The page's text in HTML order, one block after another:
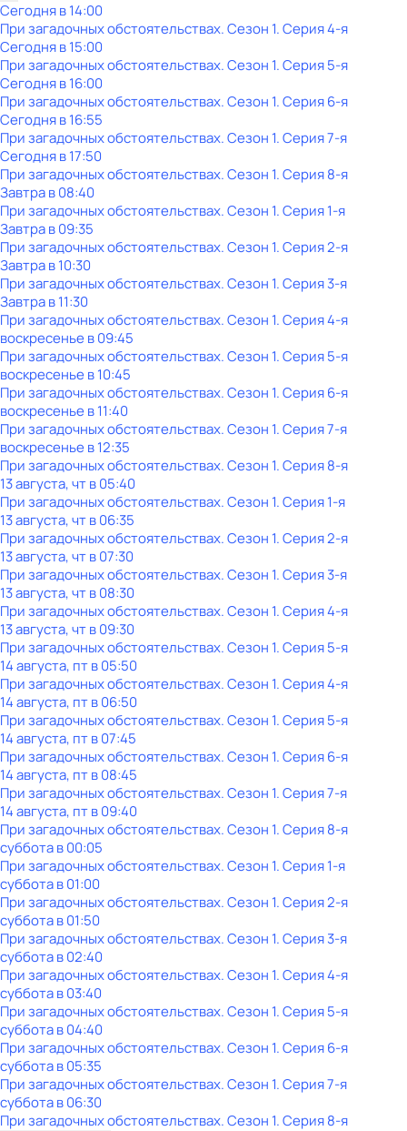
Сегодня в 14:00
При загадочных обстоятельствах. Сезон 1. Серия 4-я
Сегодня в 15:00
При загадочных обстоятельствах. Сезон 1. Серия 5-я
Сегодня в 16:00
При загадочных обстоятельствах. Сезон 1. Серия 6-я
Сегодня в 16:55
При загадочных обстоятельствах. Сезон 1. Серия 7-я
Сегодня в 17:50
При загадочных обстоятельствах. Сезон 1. Серия 8-я
Завтра в 08:40
При загадочных обстоятельствах. Сезон 1. Серия 1-я
Завтра в 09:35
При загадочных обстоятельствах. Сезон 1. Серия 2-я
Завтра в 10:30
При загадочных обстоятельствах. Сезон 1. Серия 3-я
Завтра в 11:30
При загадочных обстоятельствах. Сезон 1. Серия 4-я
воскресенье в09:45
При загадочных обстоятельствах. Сезон 1. Серия 5-я
воскресенье в10:45
При загадочных обстоятельствах. Сезон 1. Серия 6-я
воскресенье в11:40
При загадочных обстоятельствах. Сезон 1. Серия 7-я
воскресенье в12:35
При загадочных обстоятельствах. Сезон 1. Серия 8-я
13 августа, чт в 05:40
При загадочных обстоятельствах. Сезон 1. Серия 1-я
13 августа, чт в 06:35
При загадочных обстоятельствах. Сезон 1. Серия 2-я
13 августа, чт в 07:30
При загадочных обстоятельствах. Сезон 1. Серия 3-я
13 августа, чт в 08:30
При загадочных обстоятельствах. Сезон 1. Серия 4-я
13 августа, чт в 09:30
При загадочных обстоятельствах. Сезон 1. Серия 5-я
14 августа, пт в 05:50
При загадочных обстоятельствах. Сезон 1. Серия 4-я
14 августа, пт в 06:50
При загадочных обстоятельствах. Сезон 1. Серия 5-я
14 августа, пт в 07:45
При загадочных обстоятельствах. Сезон 1. Серия 6-я
14 августа, пт в 08:45
При загадочных обстоятельствах. Сезон 1. Серия 7-я
14 августа, пт в 09:40
При загадочных обстоятельствах. Сезон 1. Серия 8-я
субботав00:05
При загадочных обстоятельствах. Сезон 1. Серия 1-я
субботав01:00
При загадочных обстоятельствах. Сезон 1. Серия 2-я
субботав01:50
При загадочных обстоятельствах. Сезон 1. Серия 3-я
субботав02:40
При загадочных обстоятельствах. Сезон 1. Серия 4-я
субботав03:40
При загадочных обстоятельствах. Сезон 1. Серия 5-я
субботав04:40
При загадочных обстоятельствах. Сезон 1. Серия 6-я
субботав05:35
При загадочных обстоятельствах. Сезон 1. Серия 7-я
субботав06:30
При загадочных обстоятельствах. Сезон 1. Серия 8-я